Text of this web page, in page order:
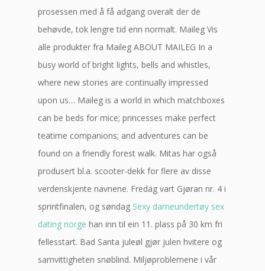
prosessen med å få adgang overalt der de
behøvde, tok lengre tid enn normalt. Maileg Vis
alle produkter fra Maileg ABOUT MAILEG In a
busy world of bright lights, bells and whistles,
where new stories are continually impressed
upon us… Maileg is a world in which matchboxes
can be beds for mice; princesses make perfect
teatime companions; and adventures can be
found on a friendly forest walk. Mitas har også
produsert bl.a. scooter-dekk for flere av disse
verdenskjente navnene. Fredag vart Gjøran nr. 4 i
sprintfinalen, og søndag Sexy dameundertøy sex
dating norge han inn til ein 11. plass på 30 km fri
fellesstart. Bad Santa juleøl gjør julen hvitere og
samvittigheten snøblind. Miljøproblemene i vår